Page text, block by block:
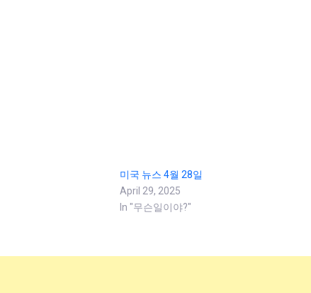
미국 뉴스 4월 28일
April 29, 2025
In "무슨일이야?"